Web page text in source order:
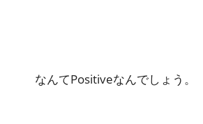
なんてPositiveなんでしょう。